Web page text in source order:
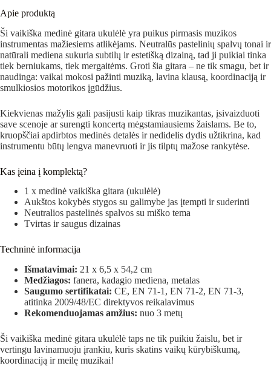
Apie produktą
Ši vaikiška medinė gitara ukulėlė yra puikus pirmasis muzikos
instrumentas mažiesiems atlikėjams. Neutralūs pastelinių spalvų tonai ir
natūrali mediena sukuria subtilų ir estetišką dizainą, tad ji puikiai tinka
tiek berniukams, tiek mergaitėms. Groti šia gitara – ne tik smagu, bet ir
naudinga: vaikai mokosi pažinti muziką, lavina klausą, koordinaciją ir
smulkiosios motorikos įgūdžius.
Kiekvienas mažylis gali pasijusti kaip tikras muzikantas, įsivaizduoti
save scenoje ar surengti koncertą mėgstamiausiems žaislams. Be to,
kruopščiai apdirbtos medinės detalės ir nedidelis dydis užtikrina, kad
instrumentu būtų lengva manevruoti ir jis tilptų mažose rankytėse.
Kas įeina į komplektą?
1 x medinė vaikiška gitara (ukulėlė)
Aukštos kokybės stygos su galimybe jas įtempti ir suderinti
Neutralios pastelinės spalvos su miško tema
Tvirtas ir saugus dizainas
Techninė informacija
Išmatavimai: 21 x 6,5 x 54,2 cm
Medžiagos: fanera, kadagio mediena, metalas
Saugumo sertifikatai: CE, EN 71-1, EN 71-2, EN 71-3,
atitinka 2009/48/EC direktyvos reikalavimus
Rekomenduojamas amžius: nuo 3 metų
Ši vaikiška medinė gitara ukulėlė taps ne tik puikiu žaislu, bet ir
vertingu lavinamuoju įrankiu, kuris skatins vaikų kūrybiškumą,
koordinaciją ir meilę muzikai!